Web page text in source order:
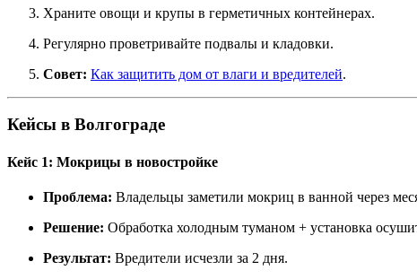
Храните овощи и крупы в герметичных контейнерах.
Регулярно проветривайте подвалы и кладовки.
Совет: Как защитить дом от влаги и вредителей.
Кейсы в Волгограде
Кейс 1: Мокрицы в новостройке
Проблема: Владельцы заметили мокриц в ванной через
Решение: Обработка холодным туманом + установка
Результат: Вредители исчезли за 2 дня.